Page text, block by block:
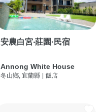
安農白宮‧莊園·民宿
Annong White House
冬山鄉, 宜蘭縣 | 飯店